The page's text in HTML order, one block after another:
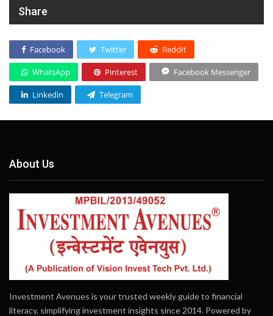
Share
Facebook Twitter ReddIt
WhatsApp Pinterest Facebook Messenger
Linkedin Telegram
About Us
Investment Avenues is your trusted weekly guide to financial
literacy, simplifying investment insights since 2014. Powered by